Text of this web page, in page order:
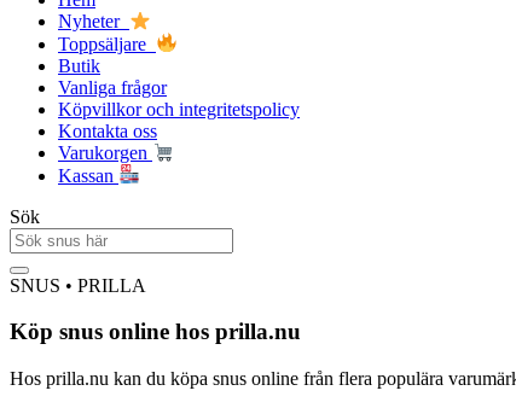
Nyheter
Toppsäljare
Butik
Vanliga frågor
Köpvillkor och integritetspolicy
Kontakta oss
Varukorgen
Kassan
Sök
SNUS • PRILLA
Köp snus online hos prilla.nu
Hos prilla.nu kan du köpa snus online från flera populära